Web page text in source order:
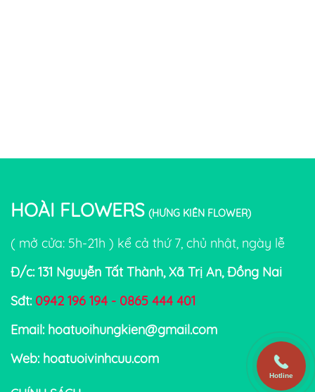
HOÀI FLOWERS (HƯNG KIÊN FLOWER)
( mở cửa: 5h-21h ) kể cả thứ 7, chủ nhật, ngày lễ
Đ/c: 131 Nguyễn Tất Thành, Xã Trị An, Đồng Nai
Sđt: 0942 196 194 - 0865 444 401
Email: hoatuoihungkien@gmail.com
Web: hoatuoivinhcuu.com
Hotline